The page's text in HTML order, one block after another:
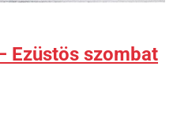
Ezüstös szombat